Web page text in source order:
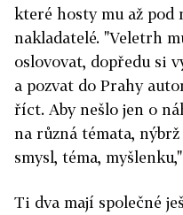
které hosty mu až pod
nakladatelé. "Veletrh
oslovovat, dopředu si
a pozvat do Prahy
říct. Aby nešlo jen o
na různá témata,
smysl, téma,
Ti dva mají společné